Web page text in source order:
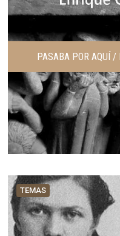
PASABA POR AQUÍ
TEMAS